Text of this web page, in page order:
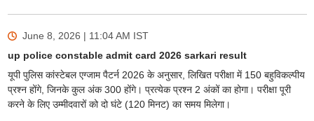
June 8, 2026 | 11:04 AM IST
up police constable admit card 2026 sarkari result
यूपी पुलिस कांस्टेबल एग्जाम पैटर्न 2026 के अनुसार, लिखित परीक्षा में 150 बहुविकल्पीय
प्रश्न होंगे, जिनके कुल अंक 300 होंगे। प्रत्येक प्रश्न 2 अंकों का होगा। परीक्षा पूरी
करने के लिए उम्मीदवारों को दो घंटे (120 मिनट) का समय मिलेगा।